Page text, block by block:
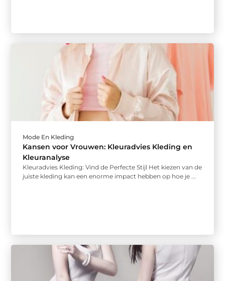
Mode En Kleding
Kansen voor Vrouwen: Kleuradvies Kleding en
Kleuranalyse
Kleuradvies Kleding: Vind de Perfecte Stijl Het kiezen van de
juiste kleding kan een enorme impact hebben op hoe je ...